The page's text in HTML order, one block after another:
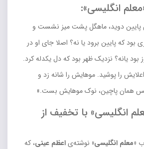
انگلیسی»:
پایین دوید، ماهگل پشت میز نشست و
بود که پایین برود یا نه؟ اصلا جای او در
بود یانه؟ نزدیک ظهر بود که دل یکدله کرد.
را پوشید. موهایش را شانه زد و
همان پاچین، نوک موهایش بست.»
انگلیسی» با تخفیف از
«معلم انگلیسی» نوشته‌یاعظم عینی، که